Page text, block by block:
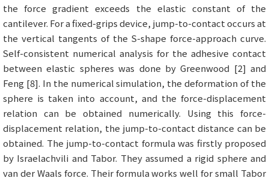
the force gradient exceeds the elastic constant of the
cantilever. For a fixed-grips device, jump-to-contact occurs at
the vertical tangents of the S-shape force-approach curve.
Self-consistent numerical analysis for the adhesive contact
between elastic spheres was done by Greenwood [2] and
Feng [8]. In the numerical simulation, the deformation of the
sphere is taken into account, and the force-displacement
relation can be obtained numerically. Using this force-
displacement relation, the jump-to-contact distance can be
obtained. The jump-to-contact formula was firstly proposed
by Israelachvili and Tabor. They assumed a rigid sphere and
van der Waals force. Their formula works well for small Tabor